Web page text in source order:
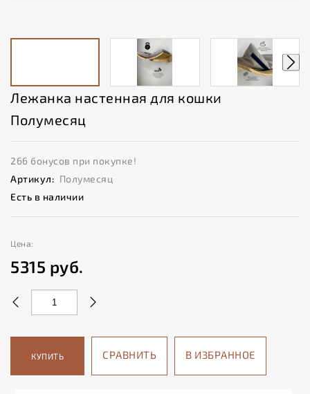
Лежанка настенная для кошки
Полумесяц
266 бонусов при покупке!
Артикул: Полумесяц
Есть в наличии
Цена:
5315 руб.
КУПИТЬ СРАВНИТЬ В ИЗБРАННОЕ